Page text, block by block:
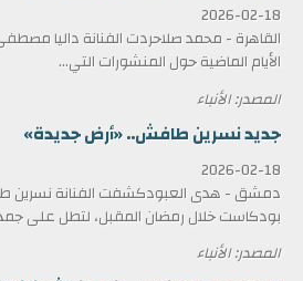
2026-02-18
القاهرة - محمد صلاحردت الفنانة داليا
الأيام الماضية حول المنشورات التي...
المصدر: الأنباء
جديد نسرين طافش.. «أرض جديدة»
2026-02-18
دمشق - هدى العبودكشفت الفنانة نسرين
بودكاست خلال رمضان المقبل، لتطل على
المصدر: الأنباء